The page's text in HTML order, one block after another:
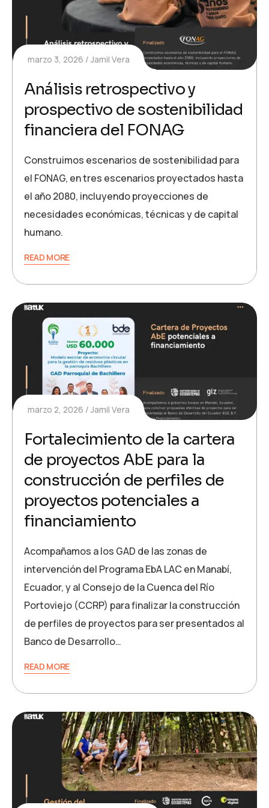
marzo 3, 2026 Jamil Vera
Análisis retrospectivo y
prospectivo de sostenibilidad
financiera del FONAG
Construimos escenarios de sostenibilidad para
el FONAG, en tres escenarios proyectados hasta
el año 2080, incluyendo proyecciones de
necesidades económicas, técnicas y de capital
humano.
READ MORE
marzo 2, 2026 Jamil Vera
Fortalecimiento de la cartera
de proyectos AbE para la
construcción de perfiles de
proyectos potenciales a
financiamiento
Acompañamos a los GAD de las zonas de
intervención del Programa EbA LAC en Manabí,
Ecuador, y al Consejo de la Cuenca del Río
Portoviejo (CCRP) para finalizar la construcción
de perfiles de proyectos para ser presentados al
Banco de Desarrollo…
READ MORE